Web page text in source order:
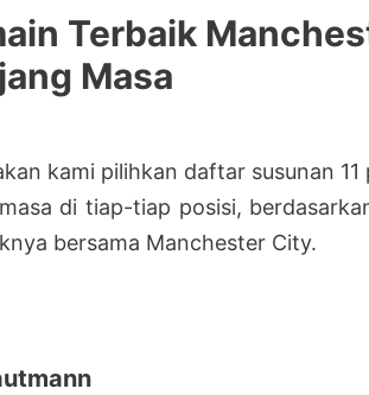
Terbaik
Masa
kami pilihkan daftar susunan
di tiap-tiap posisi,
bersama Manchester City.